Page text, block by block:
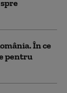
În ce
pentru